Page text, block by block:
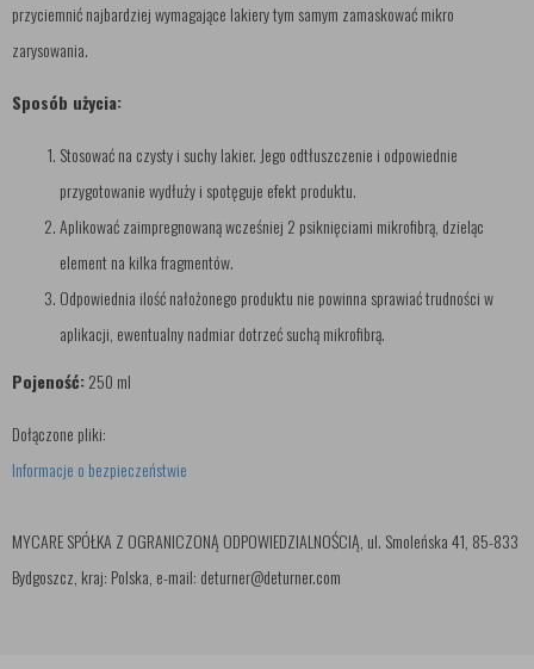
przyciemnić najbardziej wymagające lakiery tym samym zamaskować mikro
zarysowania.
Sposób użycia:
Stosować na czysty i suchy lakier. Jego odtłuszczenie i odpowiednie
przygotowanie wydłuży i spotęguje efekt produktu.
Aplikować zaimpregnowaną wcześniej 2 psiknięciami mikrofibrą, dzieląc
element na kilka fragmentów.
Odpowiednia ilość nałożonego produktu nie powinna sprawiać trudności w
aplikacji, ewentualny nadmiar dotrzeć suchą mikrofibrą.
Pojeność:250 ml
Dołączone pliki:
Informacje o bezpieczeństwie
MYCARE SPÓŁKA Z OGRANICZONĄ ODPOWIEDZIALNOŚCIĄ, ul. Smoleńska 41, 85-833
Bydgoszcz, kraj: Polska, e-mail: deturner@deturner.com